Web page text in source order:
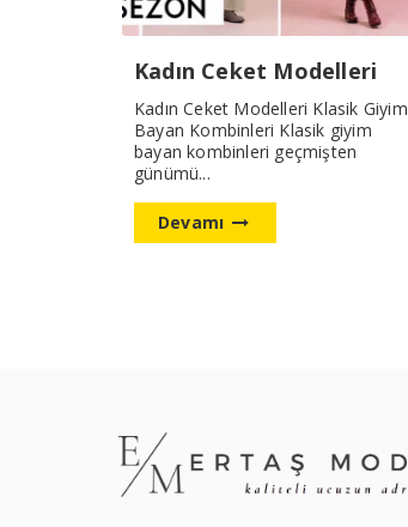
Kadın Ceket Modelleri
Kadın Ceket Modelleri Klasik Giyim
Bayan Kombinleri Klasik giyim
bayan kombinleri geçmişten
günümü...
Devamı